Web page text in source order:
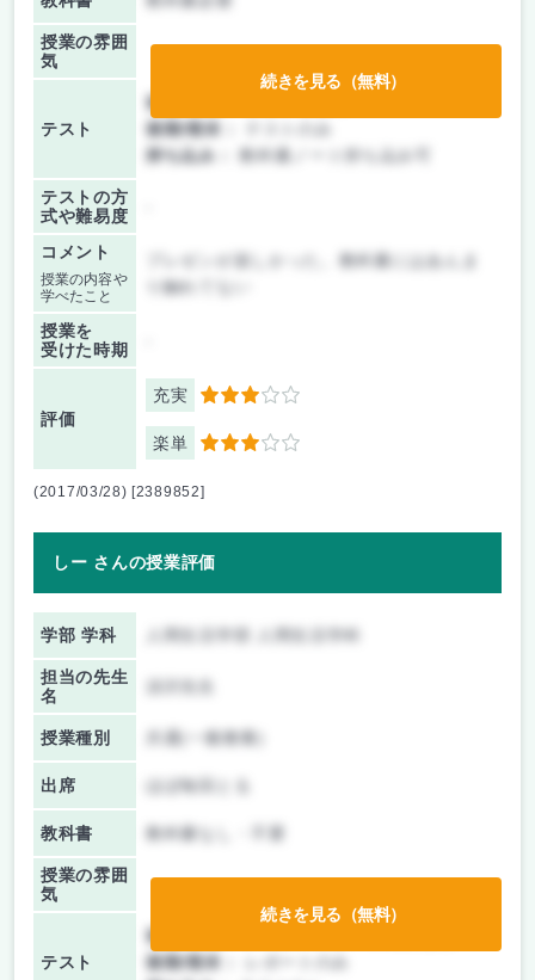
授業の雰囲
気
テスト
前期/中間：
後期/期末：
持ち込み：
教科書ノート持ち込み可
テストの方
式や難易度
コメント
授業の内容や
学べたこと
プレゼンが楽しかった。教科書にはあんま
り触れてない
授業を
受けた時期
評価
充実 3
楽単 3
続きを見る（無料）
(2017/03/28) [2389852]
しー さんの授業評価
学部 学科
担当の先生
名
授業種別 共通(一般教養)
出席 ほぼ毎回とる
教科書 教科書なし・不要
授業の雰囲
気
テスト
前期/中間：
後期/期末：
続きを見る（無料）